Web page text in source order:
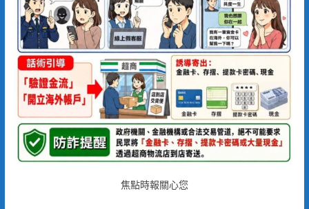
焦點時報關心您